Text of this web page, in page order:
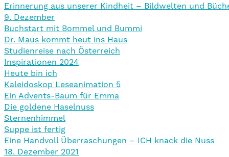
Erinnerung aus unserer Kindheit – Bildwelten und
9. Dezember
Buchstart mit Bommel und Bummi
Dr. Maus kommt heut ins Haus
Studienreise nach Österreich
Inspirationen 2024
Heute bin ich
Kaleidoskop Leseanimation 5
Ein Advents-Baum für Emma
Die goldene Haselnuss
Sternenhimmel
Suppe ist fertig
Eine Handvoll Überraschungen – ICH knack die Nuss
18. Dezember 2021